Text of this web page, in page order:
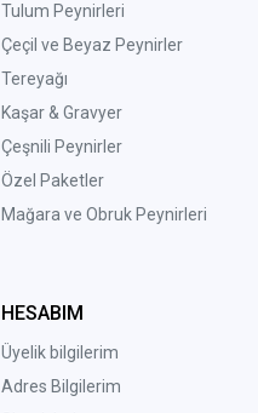
Tulum Peynirleri
Çeçil ve Beyaz Peynirler
Tereyağı
Kaşar & Gravyer
Çeşnili Peynirler
Özel Paketler
Mağara ve Obruk Peynirleri
HESABIM
Üyelik bilgilerim
Adres Bilgilerim